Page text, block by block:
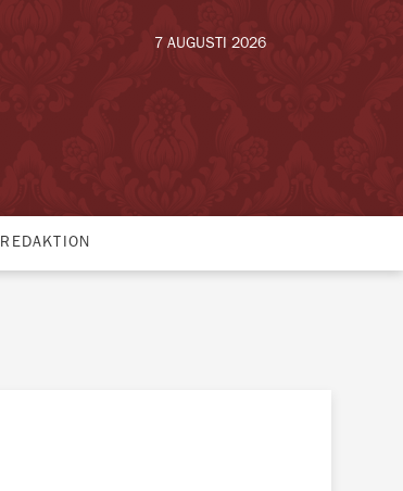
7 AUGUSTI 2026
REDAKTION